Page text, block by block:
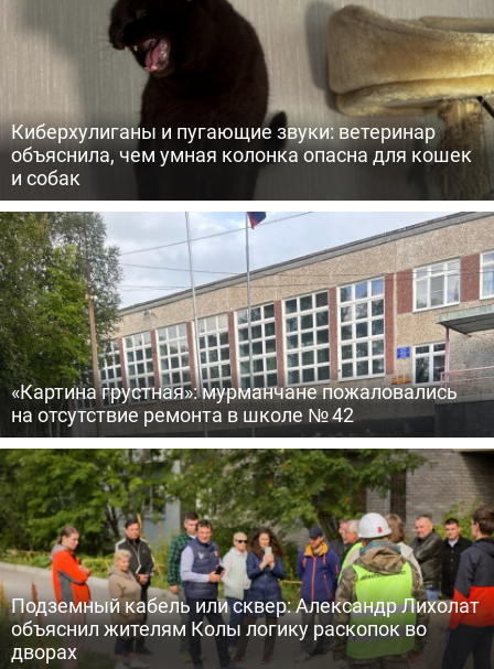
Киберхулиганы и пугающие звуки: ветеринар
объяснила, чем умная колонка опасна для кошек
и собак
«Картина грустная»: мурманчане пожаловались
на отсутствие ремонта в школе № 42
Подземный кабель или сквер: Александр Лихолат
объяснил жителям Колы логику раскопок во
дворах